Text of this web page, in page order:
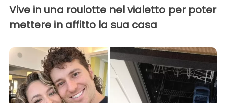
Vive in una roulotte nel vialetto per poter
mettere in affitto la sua casa